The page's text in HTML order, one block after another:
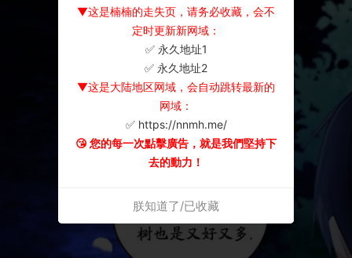
▼这是楠楠的走失页，请务必收藏，会不
定时更新新网域：
✅ 永久地址1
✅ 永久地址2
▼这是大陆地区网域，会自动跳转最新的
网域：
✅ https://nnmh.me/
😘 您的每一次點擊廣告，就是我們堅持下
去的動力！
朕知道了/已收藏